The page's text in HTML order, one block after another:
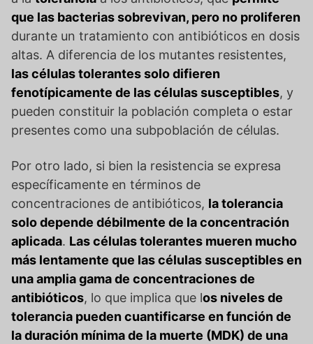
que las bacterias sobrevivan, pero no proliferen
durante un tratamiento con antibióticos en dosis
altas. A diferencia de los mutantes resistentes,
las células tolerantes solo difieren
fenotípicamente de las células susceptibles, y
pueden constituir la población completa o estar
presentes como una subpoblación de células.
Por otro lado, si bien la resistencia se expresa
específicamente en términos de
concentraciones de antibióticos, la tolerancia
solo depende débilmente de la concentración
aplicada. Las células tolerantes mueren mucho
más lentamente que las células susceptibles en
una amplia gama de concentraciones de
antibióticos, lo que implica que los niveles de
tolerancia pueden cuantificarse en función de
la duración mínima de la muerte (MDK) de una